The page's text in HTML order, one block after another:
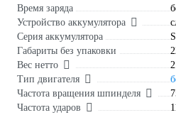
Время заряда
Устройство аккумулятора
Серия аккумулятора
Габариты без упаковки
Вес нетто
Тип двигателя
Частота вращения шпинделя
Частота ударов